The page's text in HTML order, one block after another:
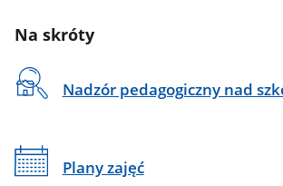
Na skróty
Nadzór pedagogiczny nad
Plany zajęć